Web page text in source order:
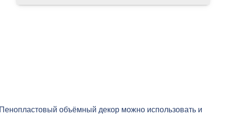
объёмный декор можно использовать и